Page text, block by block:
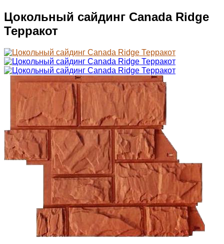
Цокольный сайдинг Саnada Ridge
Терракот